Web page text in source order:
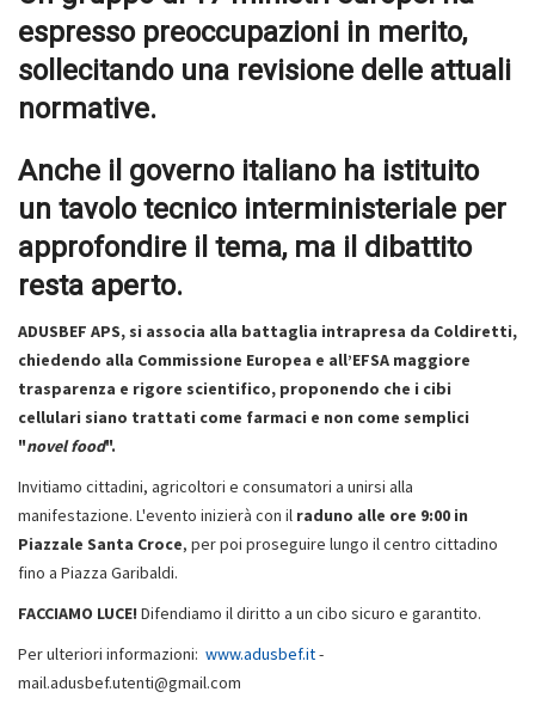
espresso preoccupazioni in merito,
sollecitando una revisione delle attuali
normative.
Anche il governo italiano ha istituito
un tavolo tecnico interministeriale per
approfondire il tema, ma il dibattito
resta aperto.
ADUSBEF APS, si associa alla battaglia intrapresa da Coldiretti,
chiedendo alla Commissione Europea e all’EFSA maggiore
trasparenza e rigore scientifico, proponendo che i cibi
cellulari siano trattati come farmaci e non come semplici
"novel food".
Invitiamo cittadini, agricoltori e consumatori a unirsi alla
manifestazione. L'evento inizierà con il raduno alle ore 9:00 in
Piazzale Santa Croce, per poi proseguire lungo il centro cittadino
fino a Piazza Garibaldi.
FACCIAMO LUCE! Difendiamo il diritto a un cibo sicuro e garantito.
Per ulteriori informazioni: www.adusbef.it-
mail.adusbef.utenti@gmail.com